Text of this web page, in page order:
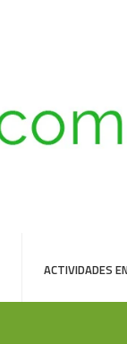
ACTIVIDADES